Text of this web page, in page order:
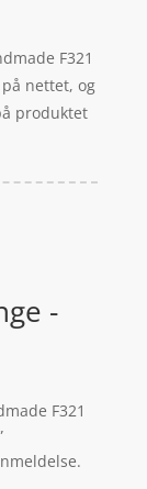
F321
på nettet, og
produktet
-
F321